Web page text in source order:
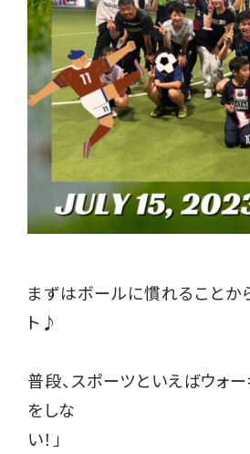
まずはボールに慣れることか
ト♪
普段、スポーツといえばウォ
をしな